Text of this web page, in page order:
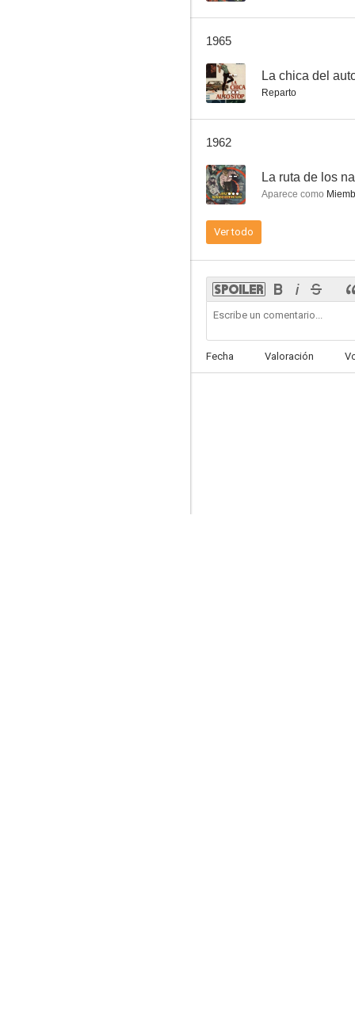
1965
-- La chica del
Reparto
1962
-- La ruta de los
Aparece como
Ver todo
Fecha Valoración